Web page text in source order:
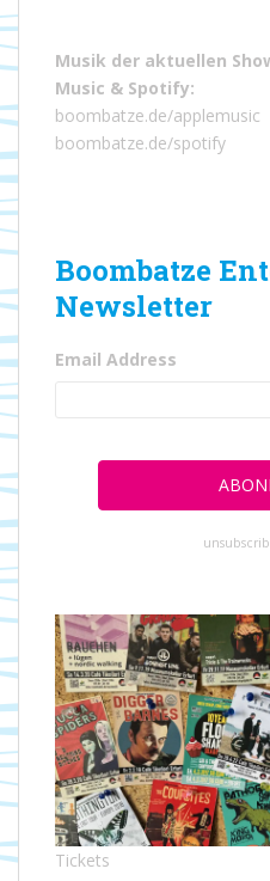
Musik der aktuellen
Music & Spotify:
boombatze.de/applemusic
boombatze.de/spotify
Boombatze
Newsletter
Email Address
Tickets